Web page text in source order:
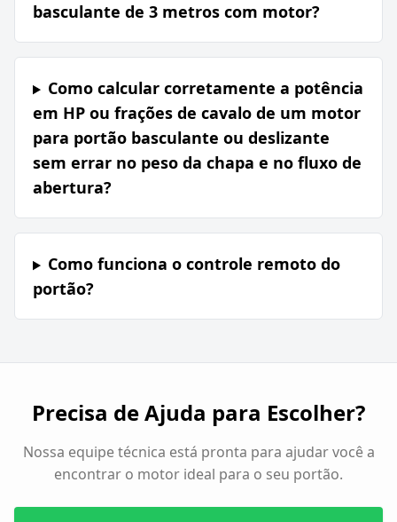
basculante de 3 metros com motor?
Como calcular corretamente a potência
em HP ou frações de cavalo de um motor
para portão basculante ou deslizante
sem errar no peso da chapa e no fluxo de
abertura?
Como funciona o controle remoto do
portão?
Precisa de Ajuda para Escolher?
Nossa equipe técnica está pronta para ajudar você a
encontrar o motor ideal para o seu portão.